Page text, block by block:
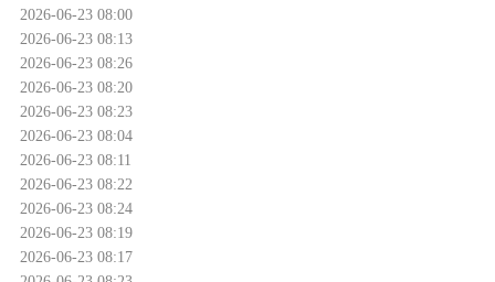
2026-06-23 08:00
2026-06-23 08:13
2026-06-23 08:26
2026-06-23 08:20
2026-06-23 08:23
2026-06-23 08:04
2026-06-23 08:11
2026-06-23 08:22
2026-06-23 08:24
2026-06-23 08:19
2026-06-23 08:17